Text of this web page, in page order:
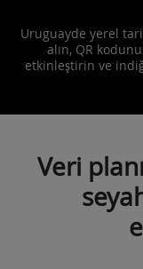
Uruguayde yerel
alın, QR
etkinleştirin ve
Veri